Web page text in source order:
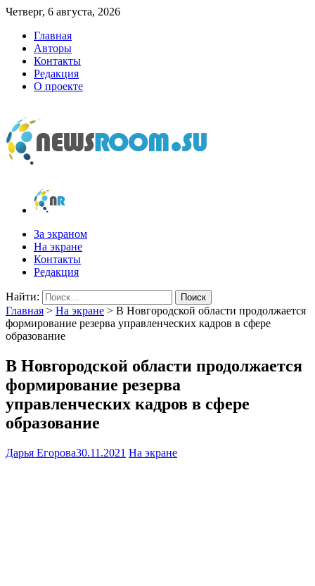
Четверг, 6 августа, 2026
Главная
Авторы
Контакты
Редакция
О проекте
newsroom.su
Новости о новостях
За экраном
На экране
Контакты
Редакция
Найти:
Главная > На экране > В Новгородской области продолжается
формирование резерва управленческих кадров в сфере
образование
В Новгородской области продолжается
формирование резерва
управленческих кадров в сфере
образование
Дарья Егорова30.11.2021 На экране